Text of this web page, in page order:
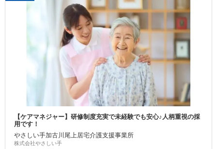
【ケアマネジャー】研修制度充実で未経験でも安心♪人柄重視の採
用です！
やさしい手加古川尾上居宅介護支援事業所
株式会社やさしい手